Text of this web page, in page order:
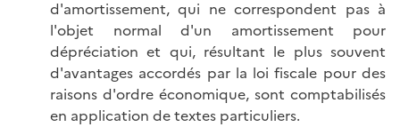
d'amortissement, qui ne correspondent pas à
l'objet normal d'un amortissement pour
dépréciation et qui, résultant le plus souvent
d'avantages accordés par la loi fiscale pour des
raisons d'ordre économique, sont comptabilisés
en application de textes particuliers.